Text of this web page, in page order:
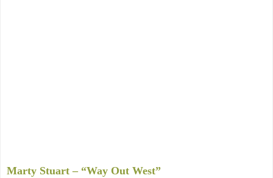
Marty Stuart – “Way Out West”